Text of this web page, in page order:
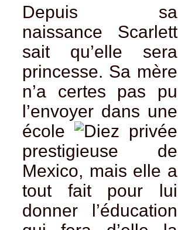
Depuis sa
naissance Scarlett
sait qu’elle sera
princesse. Sa mère
n’a certes pas pu
l’envoyer dans une
école
privée
prestigieuse de
Mexico, mais elle a
tout fait pour lui
donner l’éducation